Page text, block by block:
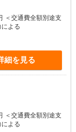
＜交通費全額別途支
による
細を見る
＜交通費全額別途支
による